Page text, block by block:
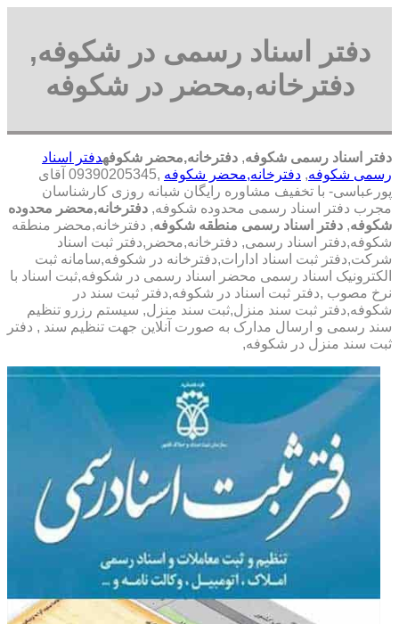
دفتر اسناد رسمی در شکوفه,
دفترخانه,محضر در شکوفه
دفتر اسناد رسمی شکوفه, دفترخانه,محضر شکوفهدفتر اسناد
رسمی شکوفه, دفترخانه,محضر شکوفه
,09390205345 آقای
پورعباسی- با تخفیف مشاوره رايگان شبانه روزی کارشناسان
مجرب دفتر اسناد رسمی محدوده شکوفه, دفترخانه,محضر محدوده
شکوفه, دفتر اسناد رسمی منطقه شکوفه, دفترخانه,محضر منطقه
شکوفه,دفتر اسناد رسمی, دفترخانه,محضر,دفتر ثبت اسناد
شرکت,دفتر ثبت اسناد ادارات,دفترخانه در شکوفه,سامانه ثبت
الکترونیک اسناد رسمی محضر اسناد رسمی در شکوفه,ثبت اسناد با
نرخ مصوب ,دفتر ثبت اسناد در شکوفه,دفتر ثبت سند در
شکوفه,دفتر ثبت سند منزل,ثبت سند منزل, سیستم رزرو تنظیم
سند رسمی و ارسال مدارک به صورت آنلاین جهت تنظیم سند , دفتر
ثبت سند منزل در شکوفه,